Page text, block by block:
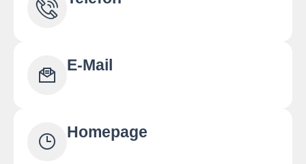
E-Mail
Homepage